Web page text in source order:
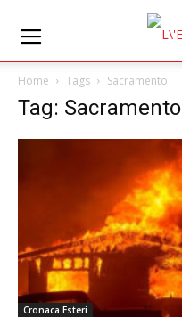
Home Tags Sacramento
Tag: Sacramento
Cronaca Esteri